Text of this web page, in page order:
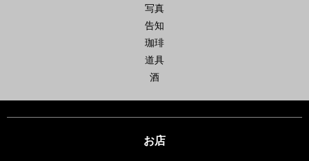
写真
告知
珈琲
道具
酒
お店